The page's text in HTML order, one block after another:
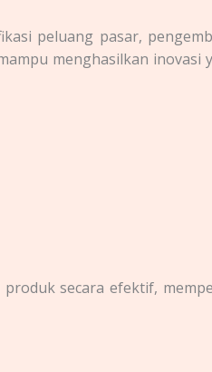
peluang pasar,
menghasilkan inovasi
secara efektif,